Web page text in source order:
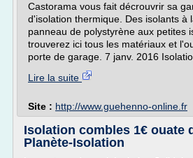
Castorama vous fait décrouvrir sa
d'isolation thermique. Des isolants à
panneau de polystyrène aux petites
trouverez ici tous les matériaux et
porte de garage. 7 janv. 2016
Lire la suite
Site : http://www.guehenno-online.fr
Isolation combles 1€ ouate
Planète-Isolation